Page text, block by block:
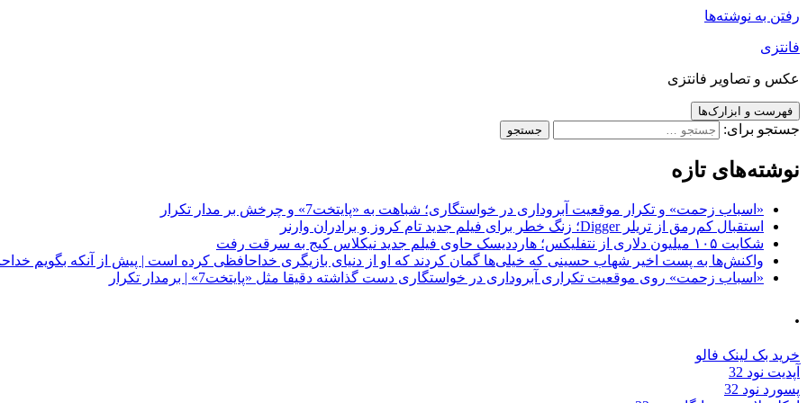
رفتن به نوشته‌ها
فانتزی
عکس و تصاویر فانتزی
فهرست و ابزارک‌ها
جستجو برای:
نوشته‌های تازه
«اسباب زحمت» و تکرار موقعیت آبروداری در خواستگاری؛ شباهت به «پایتخت7» و چرخش بر مدار تکرار
استقبال کم‌رمق از تریلر Digger؛ زنگ خطر برای فیلم جدید تام کروز و برادران وارنر
شکایت ۱۰۵ میلیون دلاری از نتفلیکس؛ هارددیسک حاوی فیلم جدید نیکلاس کیج به سرقت رفت
واکنش‌ها به پست اخیر شهاب حسینی که خیلی‌ها گمان کردند که او از دنیای بازیگری خداحافظی کرده است | پیش از آنکه بگویم
«اسباب زحمت» روی موقعیت تکراری آبروداری در خواستگاری دست گذاشته دقیقا مثل «پایتخت7» | برمدار تکرار
.
خرید بک لینک فالو
آپدیت نود 32
پسورد نود 32